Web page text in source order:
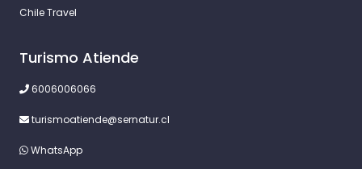
Chile Travel
Turismo Atiende
6006006066
turismoatiende@sernatur.cl
WhatsApp